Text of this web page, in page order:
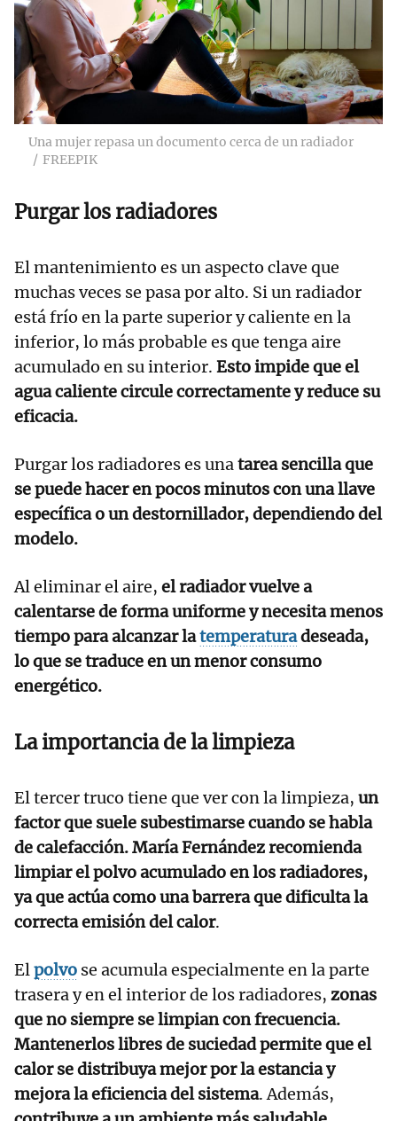
Una mujer repasa un documento cerca de un radiador
FREEPIK
Purgar los radiadores
El mantenimiento es un aspecto clave que
muchas veces se pasa por alto. Si un radiador
está frío en la parte superior y caliente en la
inferior, lo más probable es que tenga aire
acumulado en su interior. Esto impide que el
agua caliente circule correctamente y reduce su
eficacia.
Purgar los radiadores es unatarea sencilla que
se puede hacer en pocos minutos con una llave
específica o un destornillador, dependiendo del
modelo.
Al eliminar el aire, el radiador vuelve a
calentarse de forma uniforme y necesita menos
tiempo para alcanzar latemperaturadeseada,
lo que se traduce en un menor consumo
energético.
La importancia de la limpieza
El tercer truco tiene que ver con la limpieza, un
factor que suele subestimarse cuando se habla
de calefacción. María Fernández recomienda
limpiar el polvo acumulado en los radiadores,
ya que actúa como una barrera que dificulta la
correcta emisión del calor.
Elpolvo se acumula especialmente en la parte
trasera y en el interior de los radiadores, zonas
que no siempre se limpian con frecuencia.
Mantenerlos libres de suciedad permite que el
calor se distribuya mejor por la estancia y
mejora la eficiencia del sistema. Además,